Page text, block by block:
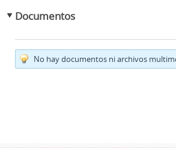
Documentos
No hay documentos ni archivos